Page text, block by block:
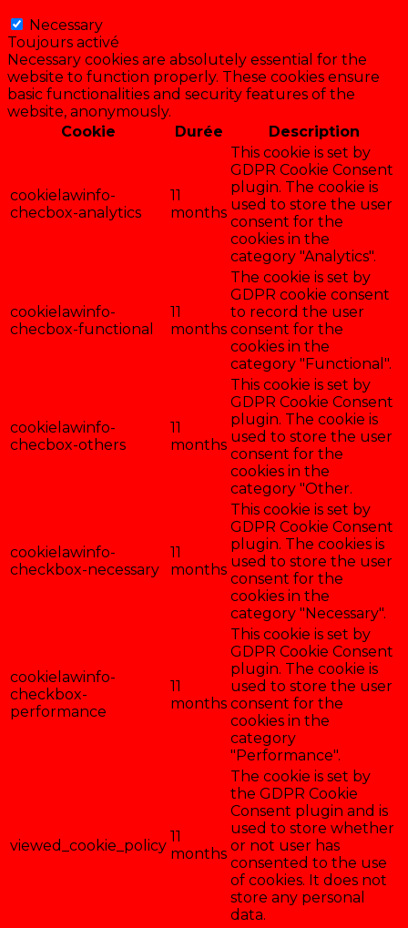
Necessary
Toujours activé
Necessary cookies are absolutely essential for the
website to function properly. These cookies ensure
basic functionalities and security features of the
website, anonymously.
Cookie
Durée Description
cookielawinfo-
checbox-analytics
11
months
This cookie is set by
GDPR Cookie Consent
plugin. The cookie is
used to store the user
consent for the
cookies in the
category "Analytics".
cookielawinfo-
checbox-functional
11
months
The cookie is set by
GDPR cookie consent
to record the user
consent for the
cookies in the
category "Functional".
cookielawinfo-
checbox-others
11
months
This cookie is set by
GDPR Cookie Consent
plugin. The cookie is
used to store the user
consent for the
cookies in the
category "Other.
cookielawinfo-
checkbox-necessary
11
months
This cookie is set by
GDPR Cookie Consent
plugin. The cookies is
used to store the user
consent for the
cookies in the
category "Necessary".
cookielawinfo-
checkbox-
performance
11
months
This cookie is set by
GDPR Cookie Consent
plugin. The cookie is
used to store the user
consent for the
cookies in the
category
"Performance".
viewed_cookie_policy
11
months
The cookie is set by
the GDPR Cookie
Consent plugin and is
used to store whether
or not user has
consented to the use
of cookies. It does not
store any personal
data.